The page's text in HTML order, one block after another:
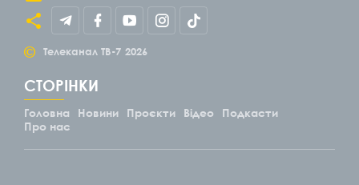
© Телеканал ТВ-7 2026
СТОРІНКИ
Головна Новини Проєкти Відео
Подкасти
Про нас